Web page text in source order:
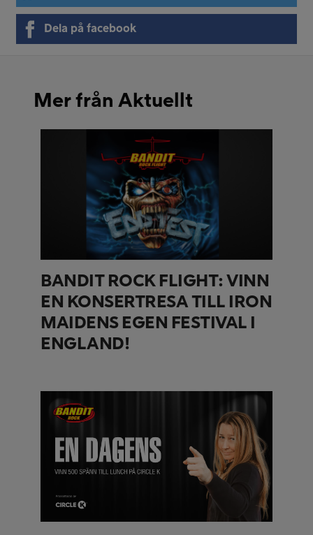
Dela på facebook
Mer från Aktuellt
BANDIT ROCK FLIGHT: VINN
EN KONSERTRESA TILL IRON
MAIDENS EGEN FESTIVAL I
ENGLAND!